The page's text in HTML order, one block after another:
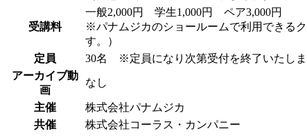
受講料
一般2,000円 学生1,000円 ペア3,000円
※パナムジカのショールームで利用できる
す。）
定員
30名 ※定員になり次第受付を終了いたしま
アーカイブ動
画
なし
主催
株式会社パナムジカ
共催
株式会社コーラス・カンパニー